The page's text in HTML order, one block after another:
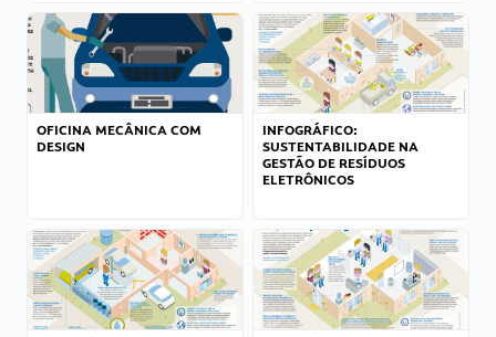
OFICINA MECÂNICA COM
DESIGN
INFOGRÁFICO:
SUSTENTABILIDADE NA
GESTÃO DE RESÍDUOS
ELETRÔNICOS